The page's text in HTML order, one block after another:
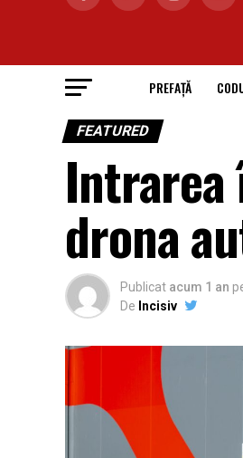
PREFAȚĂ
FEATURED
Intrarea
drona
Publicat acum 1 an
De Incisiv